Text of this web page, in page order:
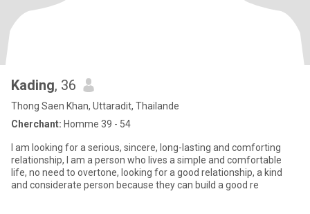
Kading, 36
Thong Saen Khan, Uttaradit, Thailande
Cherchant: Homme 39 - 54
I am looking for a serious, sincere, long-lasting and comforting
relationship, I am a person who lives a simple and comfortable
life, no need to overtone, looking for a good relationship, a kind
and considerate person because they can build a good re